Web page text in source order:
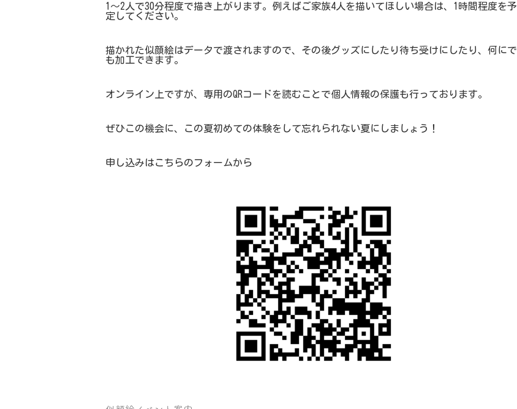
1～2人で30分程度で描き上がります。例えばご家族4人を描いてほしい場合は、1時間程度を予
定してください。
描かれた似顔絵はデータで渡されますので、その後グッズにしたり待ち受けにしたり、何にで
も加工できます。
オンライン上ですが、専用のQRコードを読むことで個人情報の保護も行っております。
ぜひこの機会に、この夏初めての体験をして忘れられない夏にしましょう！
申し込みはこちらのフォームから